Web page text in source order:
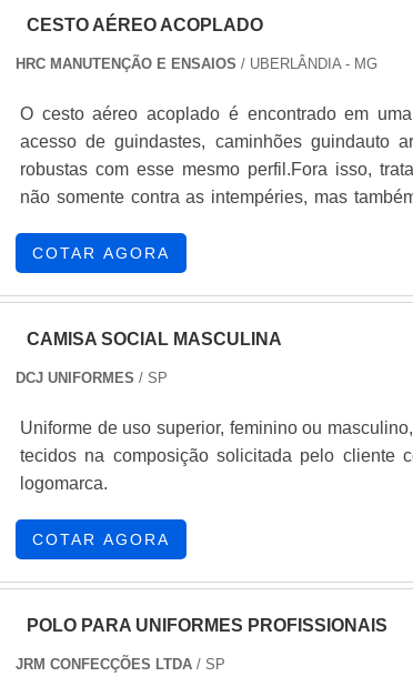
CESTO AÉREO ACOPLADO
HRC MANUTENÇÃO E ENSAIOS / UBERLÂNDIA - MG
O cesto aéreo acoplado é encontrado em
acesso de guindastes, caminhões guindauto
robustas com esse mesmo perfil.Fora isso,
não somente contra as intempéries, mas
mais utilizado. Isto é, em termos de precisão,
COTAR AGORA
CAMISA SOCIAL MASCULINA
DCJ UNIFORMES / SP
Uniforme de uso superior, feminino ou
tecidos na composição solicitada pelo cliente
logomarca.
COTAR AGORA
POLO PARA UNIFORMES PROFISSIONAIS
JRM CONFECÇÕES LTDA/ SP